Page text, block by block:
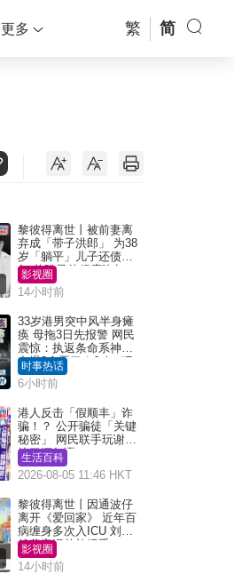
更多 繁 简
黎彼得离世丨被前妻离
弃成「带子洪郎」 为38
岁「躺平」儿子还债多
年 曾盼寻伴侣度晚年
影视圈
14小时前
33岁港男突中风半身瘫
痪 母拖3日先报警 网民
震惊：执返条命系神迹
自爆2个恶习｜Juicy叮
时事热话
6小时前
港人反击「假顺丰」诈
骗！？ 公开骗徒「关键
秘密」 网民联手玩谢：
练习缅甸语
生活百科
2026-08-05 11:46 HKT
黎彼得离世丨因通波仔
离开《爱回家》 近年百
病缠身多次入ICU 刘銮
雄黄宗泽曾施援手
影视圈
14小时前